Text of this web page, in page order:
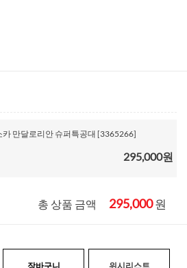
카 만달로리안 슈퍼특공대 [3365266]
295,000원
총 상품 금액 295,000원
장바구니 위시리스트